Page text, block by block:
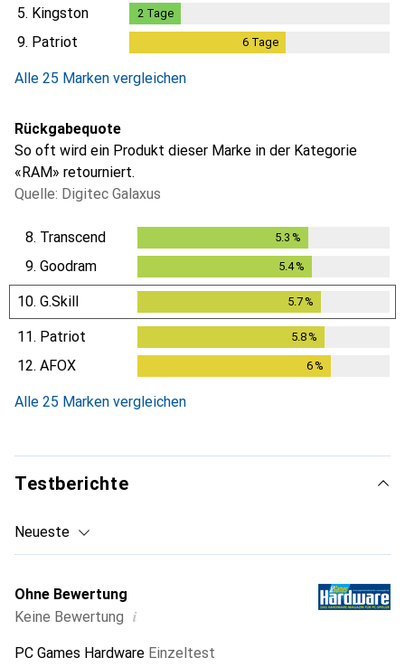
5. Kingston 2 Tage
9. Patriot 6Tage
Alle 25 Marken vergleichen
Rückgabequote
So oft wird ein Produkt dieser Marke in der Kategorie
«RAM» retourniert.
Quelle: Digitec Galaxus
8. Transcend 5.3 %
9. Goodram 5.4%
10. G.Skill 5.7 %
11. Patriot 5.8 %
12. AFOX 6%
Alle 25 Marken vergleichen
Testberichte
Neueste
Ohne Bewertung
Keine Bewertung i
PC Games Hardware Einzeltest